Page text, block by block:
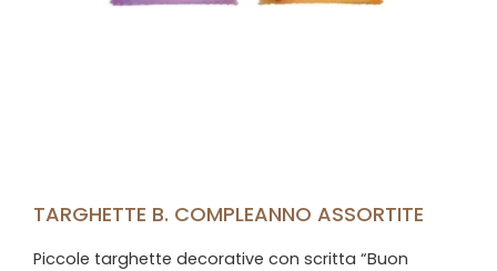
TARGHETTE B. COMPLEANNO ASSORTITE
Piccole targhette decorative con scritta “Buon